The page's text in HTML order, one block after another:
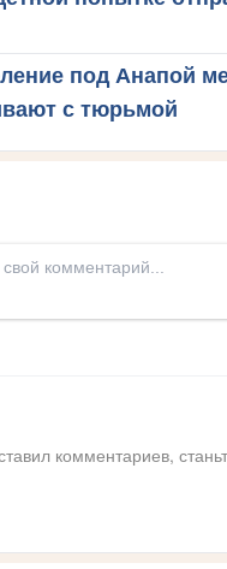
под Анапой
с тюрьмой
комментариев,